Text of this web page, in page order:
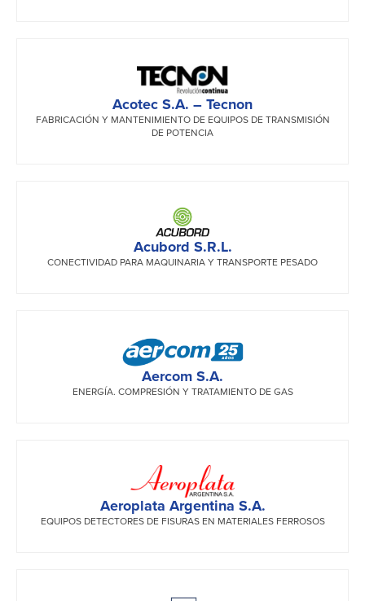
Acotec S.A. – Tecnon
FABRICACIÓN Y MANTENIMIENTO DE EQUIPOS DE TRANSMISIÓN
DE POTENCIA
Acubord S.R.L.
CONECTIVIDAD PARA MAQUINARIA Y TRANSPORTE PESADO
Aercom S.A.
ENERGÍA. COMPRESIÓN Y TRATAMIENTO DE GAS
Aeroplata Argentina S.A.
EQUIPOS DETECTORES DE FISURAS EN MATERIALES FERROSOS